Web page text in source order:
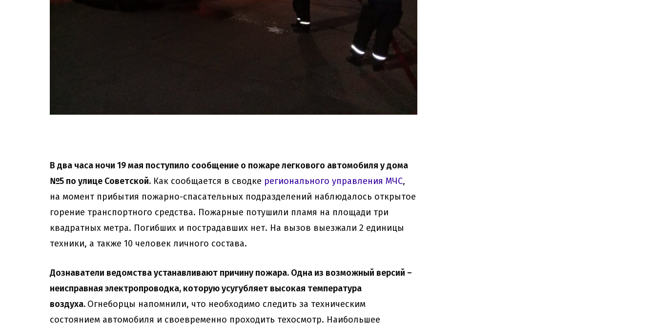
В два часа ночи 19 мая поступило сообщение о пожаре легкового автомобиля у дома
№5 по улице Советской. Как сообщается в сводке регионального управления МЧС,
на момент прибытия пожарно-спасательных подразделений наблюдалось открытое
горение транспортного средства. Пожарные потушили пламя на площади три
квадратных метра. Погибших и пострадавших нет. На вызов выезжали 2 единицы
техники, а также 10 человек личного состава.
Дознаватели ведомства устанавливают причину пожара. Одна из возможный версий –
неисправная электропроводка, которую усугубляет высокая температура
воздуха. Огнеборцы напомнили, что необходимо следить за техническим
состоянием автомобиля и своевременно проходить техосмотр. Наибольшее